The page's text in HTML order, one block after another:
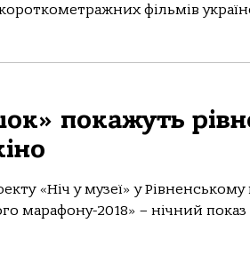
фільмів
покажуть
«Ніч у музеї» у
марафону-2018» – нічний